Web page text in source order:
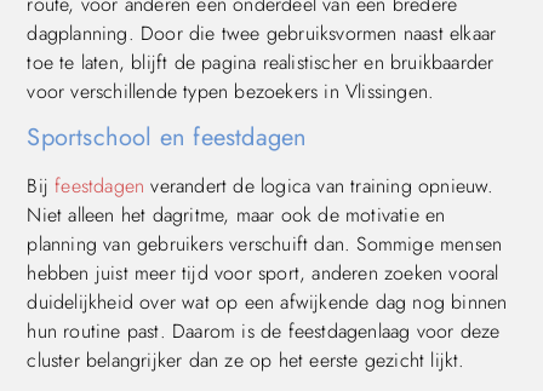
dagplanning. Door die twee gebruiksvormen naast elkaar
toe te laten, blijft de pagina realistischer en bruikbaarder
voor verschillende typen bezoekers in Vlissingen.
Sportschool en feestdagen
Bij feestdagen verandert de logica van training opnieuw.
Niet alleen het dagritme, maar ook de motivatie en
planning van gebruikers verschuift dan. Sommige mensen
hebben juist meer tijd voor sport, anderen zoeken vooral
duidelijkheid over wat op een afwijkende dag nog binnen
hun routine past. Daarom is de feestdagenlaag voor deze
cluster belangrijker dan ze op het eerste gezicht lijkt.